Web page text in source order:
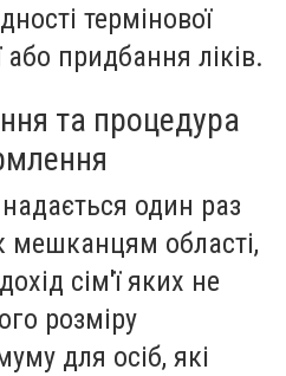
термінової
або придбання ліків.
та процедура
один раз
мешканцям області,
сім'ї яких не
розміру
для осіб, які